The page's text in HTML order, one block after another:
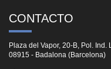
CONTACTO
Plaza del Vapor, 20-B, Pol. Ind.
08915 - Badalona (Barcelona)